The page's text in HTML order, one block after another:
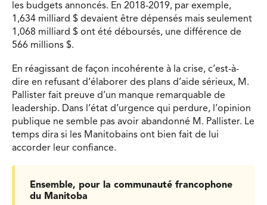
les budgets annoncés. En 2018-2019, par exemple,
1,634 milliard $ devaient être dépensés mais seulement
1,068 milliard $ ont été déboursés, une différence de
566 millions $.
En réagissant de façon incohérente à la crise, c’est-à-
dire en refusant d’élaborer des plans d’aide sérieux, M.
Pallister fait preuve d’un manque remarquable de
leadership. Dans l’état d’urgence qui perdure, l’opinion
publique ne semble pas avoir abandonné M. Pallister. Le
temps dira si les Manitobains ont bien fait de lui
accorder leur confiance.
Ensemble, pour la communauté francophone
du Manitoba